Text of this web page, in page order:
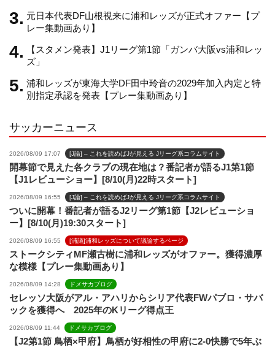
n
n
e
元日本代表DF山根視来に浦和レッズが正式オファー【プ
レー集動画あり】
【スタメン発表】J1リーグ第1節「ガンバ大阪vs浦和レッ
ズ」
浦和レッズが東海大学DF田中玲音の2029年加入内定と特
別指定承認を発表【プレー集動画あり】
サッカーニュース
2026/08/09 17:07 [J論] – これを読めばJが見える Jリーグ系コラムサイト
開幕節で見えた各クラブの現在地は？番記者が語るJ1第1節
【J1レビューショー】[8/10(月)22時スタート]
2026/08/09 16:55 [J論] – これを読めばJが見える Jリーグ系コラムサイト
ついに開幕！番記者が語るJ2リーグ第1節【J2レビューショ
ー】[8/10(月)19:30スタート]
2026/08/09 16:55 [浦議]浦和レッズについて議論するページ
ストークシティMF瀬古樹に浦和レッズがオファー。獲得濃厚
な模様【プレー集動画あり】
2026/08/09 14:28 ドメサカブログ
セレッソ大阪がアル・アハリからシリア代表FWパブロ・サバ
ックを獲得へ 2025年のKリーグ得点王
2026/08/09 11:44 ドメサカブログ
【J2第1節 鳥栖×甲府】鳥栖が好相性の甲府に2-0快勝で5年ぶ